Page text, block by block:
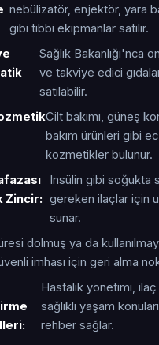
nebülizatör, enjektör, yara
gibi tıbbi ekipmanlar satılır.
Sağlık Bakanlığı'nca
ve takviye edici
satılabilir.
Cilt bakımı, güneş
bakım ürünleri gibi
kozmetikler bulunur.
Zincir:
Insülin gibi soğukta
gereken ilaçlar için
sunar.
dolmuş ya da
imhası için geri alma
Hastalık yönetimi, ilaç
sağlıklı yaşam
rehber sağlar.